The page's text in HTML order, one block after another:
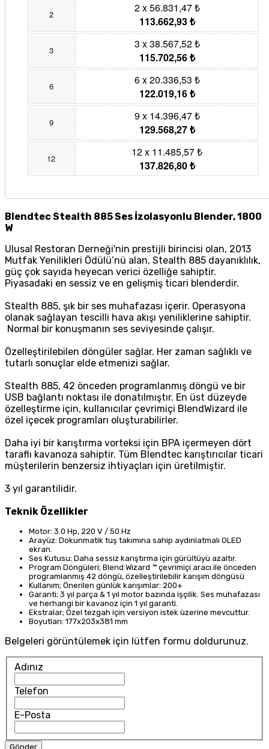
2
2 x 56.831,47 ₺
113.662,93 ₺
3
3 x 38.567,52 ₺
115.702,56 ₺
6
6 x 20.336,53 ₺
122.019,16 ₺
9
9 x 14.396,47 ₺
129.568,27 ₺
12
12 x 11.485,57 ₺
137.826,80 ₺
Blendtec Stealth 885 Ses İzolasyonlu Blender, 1800
W
Ulusal Restoran Derneği'nin prestijli birincisi olan, 2013
Mutfak Yenilikleri Ödülü’nü alan, Stealth 885 dayanıklılık,
güç çok sayıda heyecan verici özelliğe sahiptir.
Piyasadaki en sessiz ve en gelişmiş ticari blenderdir.
Stealth 885, şık bir ses muhafazası içerir. Operasyona
olanak sağlayan tescilli hava akışı yeniliklerine sahiptir.
Normal bir konuşmanın ses seviyesinde çalışır.
Özelleştirilebilen döngüler sağlar. Her zaman sağlıklı ve
tutarlı sonuçlar elde etmenizi sağlar.
Stealth 885, 42 önceden programlanmış döngü ve bir
USB bağlantı noktası ile donatılmıştır. En üst düzeyde
özelleştirme için, kullanıcılar çevrimiçi BlendWizard ile
özel içecek programları oluşturabilirler.
Daha iyi bir karıştırma vorteksi için BPA içermeyen dört
taraflı kavanoza sahiptir. Tüm Blendtec karıştırıcılar ticari
müşterilerin benzersiz ihtiyaçları için üretilmiştir.
3 yıl garantilidir.
Teknik Özellikler
Motor: 3.0 Hp, 220 V / 50 Hz
Arayüz: Dokunmatik tuş takımına sahip aydınlatmalı OLED
ekran.
Ses Kutusu; Daha sessiz karıştırma için gürültüyü azaltır.
Program Döngüleri; Blend Wizard ™ çevrimiçi aracı ile önceden
programlanmış 42 döngü, özelleştirilebilir karışım döngüsü
Kullanım; Önerilen günlük karışımlar: 200+
Garanti; 3 yıl parça & 1 yıl motor bazında işçilik. Ses muhafazası
ve herhangi bir kavanoz için 1 yıl garanti.
Ekstralar; Özel tezgah için versiyon istek üzerine mevcuttur.
Boyutları: 177x203x381 mm
Belgeleri görüntülemek için lütfen formu doldurunuz.
Adınız
Telefon
E-Posta